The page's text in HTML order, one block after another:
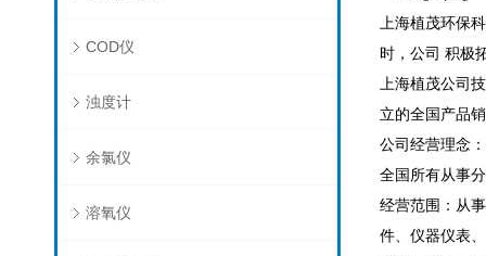
COD仪
浊度计
余氯仪
溶氧仪
上海植茂环保
时，公司 积极
上海植茂公司
立的全国产品
公司经营理念
全国所有从事
经营范围：从
件、仪器仪表